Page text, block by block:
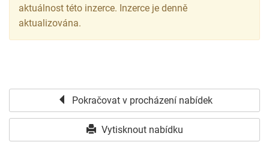
aktuálnost této inzerce. Inzerce je denně
aktualizována.
Pokračovat v procházení nabídek
Vytisknout nabídku